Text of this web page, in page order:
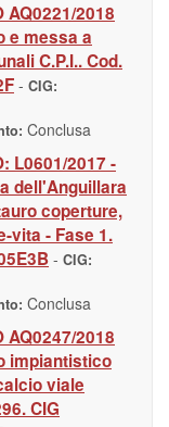
AQ0221/2018
e messa a
C.P.I.. Cod.
- CIG:
Conclusa
L0601/2017 -
dell'Anguillara
coperture,
vita - Fase 1.
- CIG:
Conclusa
AQ0247/2018
impiantistico
viale
CIG